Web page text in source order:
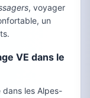
, voyager
un
VE dans le
les Alpes-